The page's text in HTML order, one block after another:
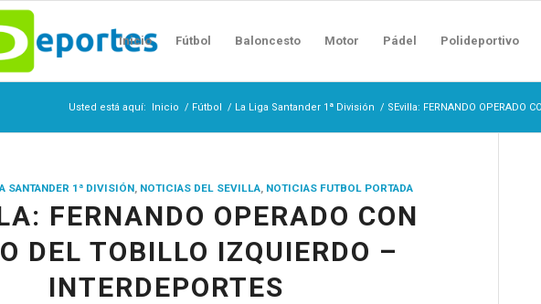
Inicio Fútbol Baloncesto Motor Pádel Polideportivo
Usted está aquí: Inicio / Fútbol / La Liga Santander 1ª División / SEvilla: FERNANDO OPERADO
SANTANDER 1ª DIVISIÓN, NOTICIAS DEL SEVILLA, NOTICIAS FUTBOL PORTADA
FERNANDO OPERADO CON
DEL TOBILLO IZQUIERDO –
INTERDEPORTES